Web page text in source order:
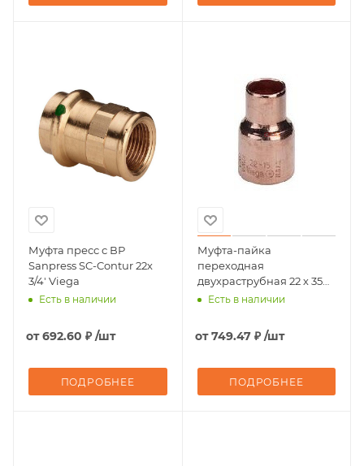
Муфта пресс с ВР
Sanpress SC-Contur 22х
3/4' Viega
Есть в наличии
от692.60 ₽ /шт
ПОДРОБНЕЕ
Муфта-пайка
переходная
двухраструбная 22 х 35
(модель 95240) Viega
Есть в наличии
от749.47 ₽ /шт
ПОДРОБНЕЕ